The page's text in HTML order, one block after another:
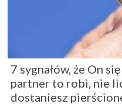
7 sygnałów, że On
partner to robi, nie
dostaniesz